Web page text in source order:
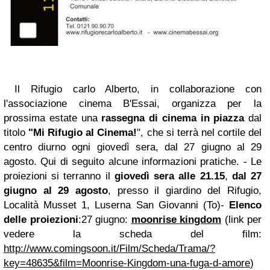
Il Rifugio carlo Alberto, in collaborazione con
l'associazione cinema B'Essai, organizza per la
prossima estate una rassegna di cinema in piazza dal
titolo "Mi Rifugio al Cinema!", che si terrà nel cortile del
centro diurno ogni giovedì sera, dal 27 giugno al 29
agosto.Qui di seguito alcune informazioni pratiche. - Le
proiezioni si terranno il giovedì sera alle 21.15, dal 27
giugno al 29 agosto, presso il giardino del Rifugio,
Località Musset 1, Luserna San Giovanni (To)-
Elenco
delle proiezioni:27 giugno: moonrise kingdom (link per
vedere la scheda del film:
http://www.comingsoon.it/Film/Scheda/Trama/?
key=48635&film=Moonrise-Kingdom-una-fuga-d-amore)